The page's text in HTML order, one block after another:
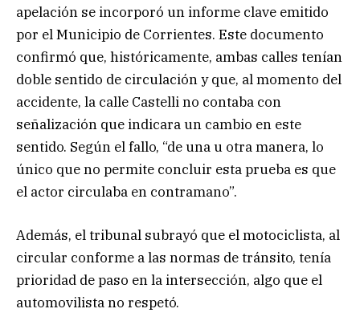
apelación se incorporó un informe clave emitido
por el Municipio de Corrientes. Este documento
confirmó que, históricamente, ambas calles tenían
doble sentido de circulación y que, al momento del
accidente, la calle Castelli no contaba con
señalización que indicara un cambio en este
sentido. Según el fallo, “de una u otra manera, lo
único que no permite concluir esta prueba es que
el actor circulaba en contramano”.
Además, el tribunal subrayó que el motociclista, al
circular conforme a las normas de tránsito, tenía
prioridad de paso en la intersección, algo que el
automovilista no respetó.